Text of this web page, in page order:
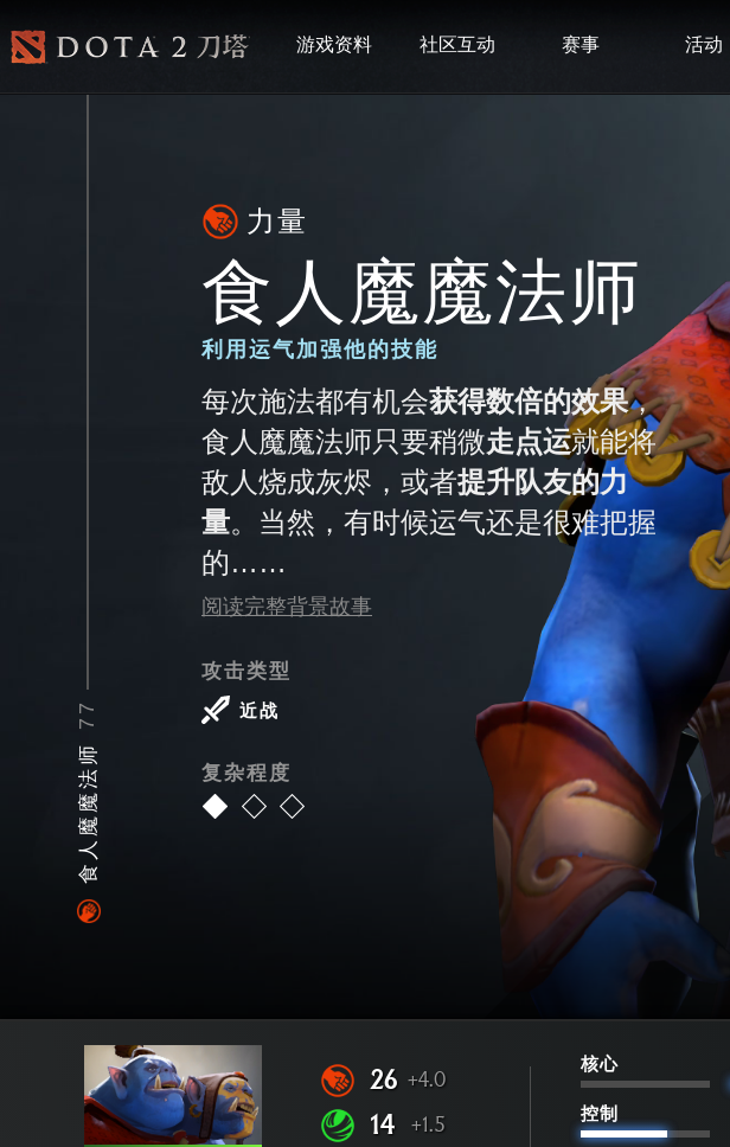
游戏资料 社区互动 赛事 活动
力量
食人魔魔法师
利用运气加强他的技能
每次施法都有机会获得数倍的效果，
食人魔魔法师只要稍微走点运就能将
敌人烧成灰烬，或者提升队友的力
量。当然，有时候运气还是很难把握
的……
阅读完整背景故事
攻击类型
近战
复杂程度
食人魔魔法师
77
26 +4.0
14 +1.5
核心
控制